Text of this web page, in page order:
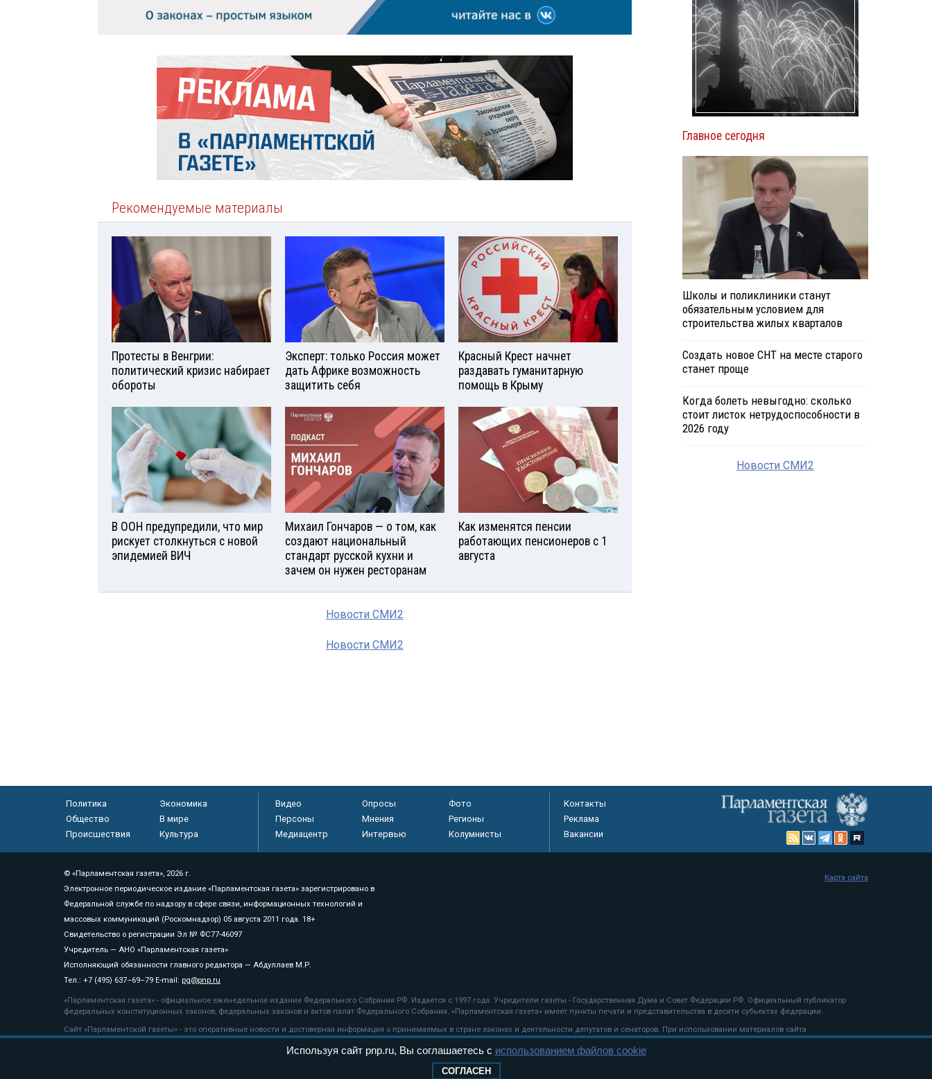
Рекомендуемые материалы
Протесты в Венгрии:
политический кризис набирает
обороты
Эксперт: только Россия может
дать Африке возможность
защитить себя
Красный Крест начнет
раздавать гуманитарную
помощь в Крыму
В ООН предупредили, что мир
рискует столкнуться с новой
эпидемией ВИЧ
Михаил Гончаров — о том, как
создают национальный
стандарт русской кухни и
зачем он нужен ресторанам
Как изменятся пенсии
работающих пенсионеров с 1
августа
Новости СМИ2
Новости СМИ2
Главное сегодня
Школы и поликлиники станут
обязательным условием для
строительства жилых кварталов
Создать новое СНТ на месте старого
станет проще
Когда болеть невыгодно: сколько
стоит листок нетрудоспособности в
2026 году
Новости СМИ2
Политика
Экономика
Общество
В мире
Происшествия
Культура
Видео Опросы
Фото
Персоны
Мнения
Регионы
Медиацентр
Интервью Колумнисты
Контакты
Реклама
Вакансии
© «Парламентская газета», 2026 г.
Электронное периодическое издание «Парламентская газета» зарегистрировано в
Федеральной службе по надзору в сфере связи, информационных технологий и
массовых коммуникаций (Роскомнадзор) 05 августа 2011 года. 18+
Свидетельство о регистрации Эл № ФС77-46097
Учредитель — АНО «Парламентская газета»
Исполняющий обязанности главного редактора — Абдуллаев М.Р.
Тел.: +7 (495) 637–69–79 E-mail: pg@pnp.ru
«Парламентская газета» - официальное еженедельное издание Федерального Собрания РФ. Издается с 1997 года. Учредители газеты - Государственная Дума и Совет Федерации РФ. Официальный публикатор
федеральных конституционных законов, федеральных законов и актов палат Федерального Собрания. «Парламентская газета» имеет пункты печати и представительства в десяти субъектах федерации.
Сайт «Парламентской газеты» - это оперативные новости и достоверная информация о принимаемых в стране законах и деятельности депутатов и сенаторов. При использовании материалов сайта
«Парламентской газеты» активная ссылка на pnp.ru обязательна.
рекомендательные технологии
Карта сайта
Используя сайт pnp.ru, Вы соглашаетесь с использованием файлов cookie
СОГЛАСЕН